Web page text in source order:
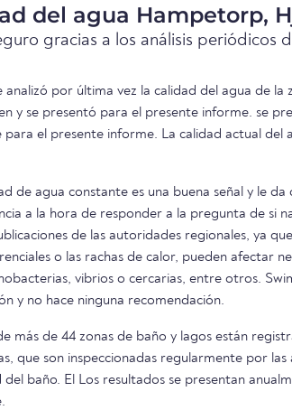
del agua Hampetorp,
gracias a los análisis periódicos
analizó por última vez la calidad del agua de
y se presentó para el presente informe. se
el presente informe. La calidad actual del
de agua constante es una buena señal y le
a la hora de responder a la pregunta de si
de las autoridades regionales, ya
o las rachas de calor, pueden afectar
vibrios o cercarias, entre otros.
y no hace ninguna recomendación.
más de 44 zonas de baño y lagos están
que son inspeccionadas regularmente por
del baño. El Los resultados se presentan